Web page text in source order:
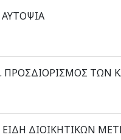
ΑΥΤΟΨΙΑ
ΠΡΟΣΔΙΟΡΙΣΜΟΣ ΤΩΝ
ΕΙΔΗ ΔΙΟΙΚΗΤΙΚΩΝ